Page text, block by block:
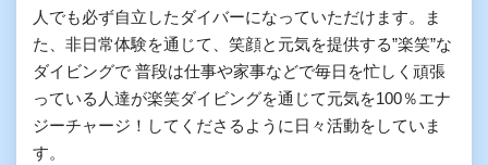
人でも必ず自立したダイバーになっていただけます。ま
た、非日常体験を通じて、笑顔と元気を提供する”楽笑”な
ダイビングで 普段は仕事や家事などで毎日を忙しく頑張
っている人達が楽笑ダイビングを通じて元気を100％エナ
ジーチャージ！してくださるように日々活動をしていま
す。